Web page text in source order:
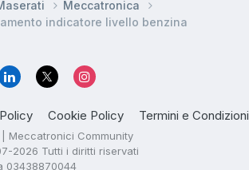
Meccatronica
indicatore livello benzina
Cookie Policy Termini e Condizioni
Meccatronici Community
2026 Tutti i diritti riservati
03438870044